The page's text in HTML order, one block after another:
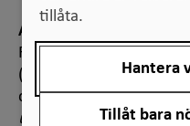
Anmärkning
Reglerna för
(1993:100) är inte lika
doktorsexamen. I
uppsats
i stället för
tillåta.
Hantera
Tillåt bara